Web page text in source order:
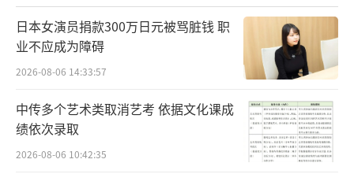
的游戏，咱们小老百姓凑个热闹可以，但千万
别当真。
这波暴跌给大家提了个醒：别把鸡蛋都放
在一个篮子里。以前觉得黄金稳，现在看也没
啥是绝对稳的。手里留点活钱，万一有个急用
也能应个急，比啥都强。
日本女演员捐款300万日元被骂脏钱 职
业不应成为障碍
2026-08-06 14:33:57
中传多个艺术类取消艺考 依据文化课成
绩依次录取
2026-08-06 10:42:35